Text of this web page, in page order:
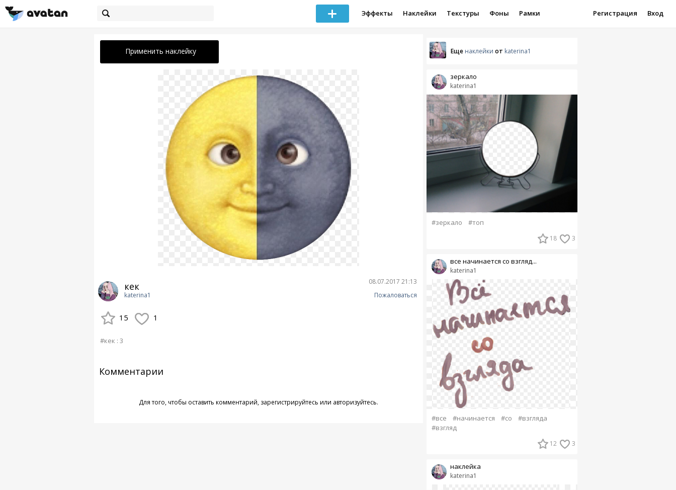
Эффекты Наклейки Текстуры Фоны Рамки Регистрация Вход
Применить наклейку
кек
katerina1
08.07.2017 21:13
Пожаловаться
15 1
#кек : 3
Комментарии
Для того, чтобы оставить комментарий, зарегистрируйтесь или авторизуйтесь.
Еще наклейки от katerina1
katerina1
зеркало
#зеркало #топ
18 3
katerina1
все начинается со взгляд...
#все #начинается #со
#взгляда
#взгляд
12 3
katerina1
наклейка